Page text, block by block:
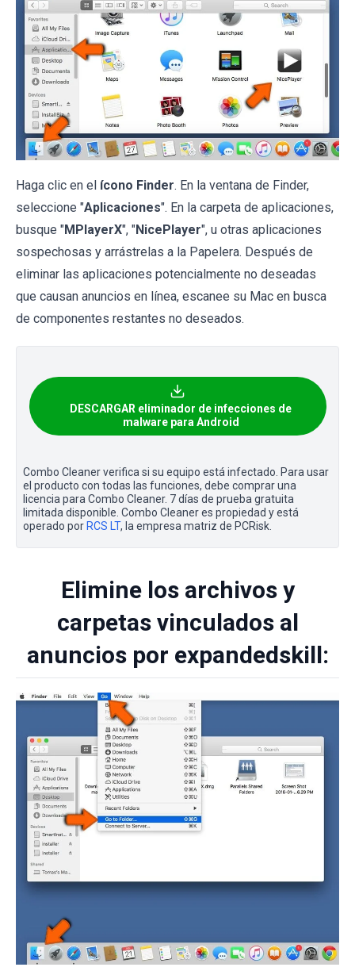
Haga clic en el ícono Finder. En la ventana de Finder,
seleccione "Aplicaciones". En la carpeta de aplicaciones,
busque "MPlayerX", "NicePlayer", u otras aplicaciones
sospechosas y arrástrelas a la Papelera. Después de
eliminar las aplicaciones potencialmente no deseadas
que causan anuncios en línea, escanee su Mac en busca
de componentes restantes no deseados.
DESCARGAR eliminador de infecciones de
malware para Android
Combo Cleaner verifica si su equipo está infectado. Para usar
el producto con todas las funciones, debe comprar una
licencia para Combo Cleaner. 7 días de prueba gratuita
limitada disponible. Combo Cleaner es propiedad y está
operado por RCS LT, la empresa matriz de PCRisk.
Elimine los archivos y
carpetas vinculados al
anuncios por expandedskill: